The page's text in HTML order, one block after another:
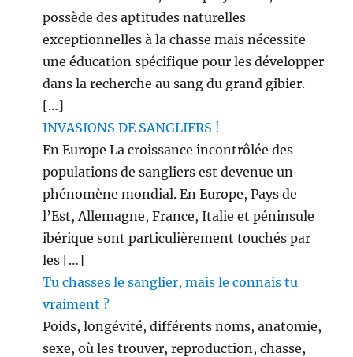
possède des aptitudes naturelles
exceptionnelles à la chasse mais nécessite
une éducation spécifique pour les développer
dans la recherche au sang du grand gibier.
[…]
INVASIONS DE SANGLIERS !
En Europe La croissance incontrôlée des
populations de sangliers est devenue un
phénomène mondial. En Europe, Pays de
l’Est, Allemagne, France, Italie et péninsule
ibérique sont particulièrement touchés par
les […]
Tu chasses le sanglier, mais le connais tu
vraiment ?
Poids, longévité, différents noms, anatomie,
sexe, où les trouver, reproduction, chasse,